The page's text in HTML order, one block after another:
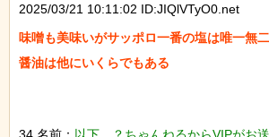
2025/03/21 10:11:02 ID:JIQlVTyO0.net
味噌も美味いがサッポロ一番の塩は唯一無
醤油は他にいくらでもある